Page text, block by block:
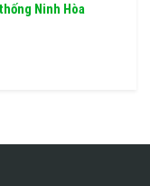
Ninh Hòa